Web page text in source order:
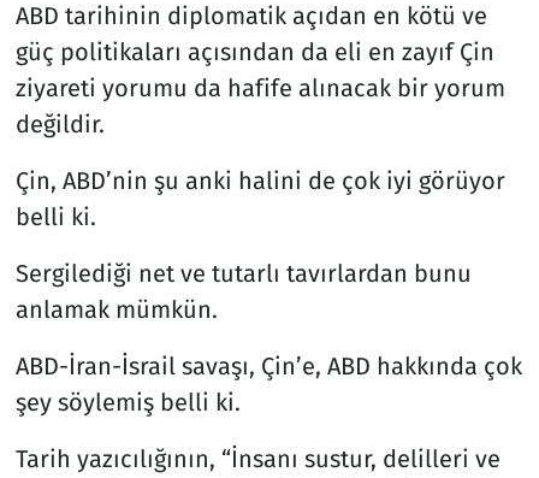
ABD tarihinin diplomatik açıdan en kötü ve
güç politikaları açısından da eli en zayıf Çin
ziyareti yorumu da hafife alınacak bir yorum
değildir.
Çin, ABD’nin şu anki halini de çok iyi görüyor
belli ki.
Sergilediği net ve tutarlı tavırlardan bunu
anlamak mümkün.
ABD-İran-İsrail savaşı, Çin’e, ABD hakkında çok
şey söylemiş belli ki.
Tarih yazıcılığının, “İnsanı sustur, delilleri ve